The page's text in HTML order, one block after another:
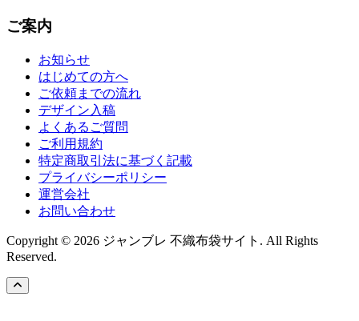
ご案内
お知らせ
はじめての方へ
ご依頼までの流れ
デザイン入稿
よくあるご質問
ご利用規約
特定商取引法に基づく記載
プライバシーポリシー
運営会社
お問い合わせ
Copyright © 2026 ジャンブレ 不織布袋サイト. All Rights
Reserved.